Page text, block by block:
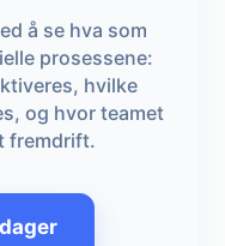
å se hva som
prosessene:
hvilke
og hvor teamet
fremdrift.